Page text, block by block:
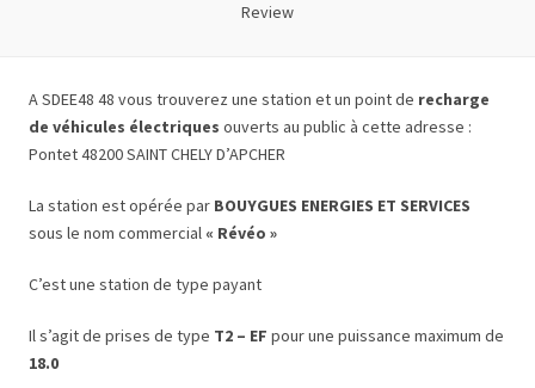
Review
A SDEE48 48 vous trouverez une station et un point de recharge
de véhicules électriques ouverts au public à cette adresse :
Pontet 48200 SAINT CHELY D’APCHER
La station est opérée par BOUYGUES ENERGIES ET SERVICES
sous le nom commercial « Révéo »
C’est une station de type payant
Il s’agit de prises de type T2 – EF pour une puissance maximum de
18.0